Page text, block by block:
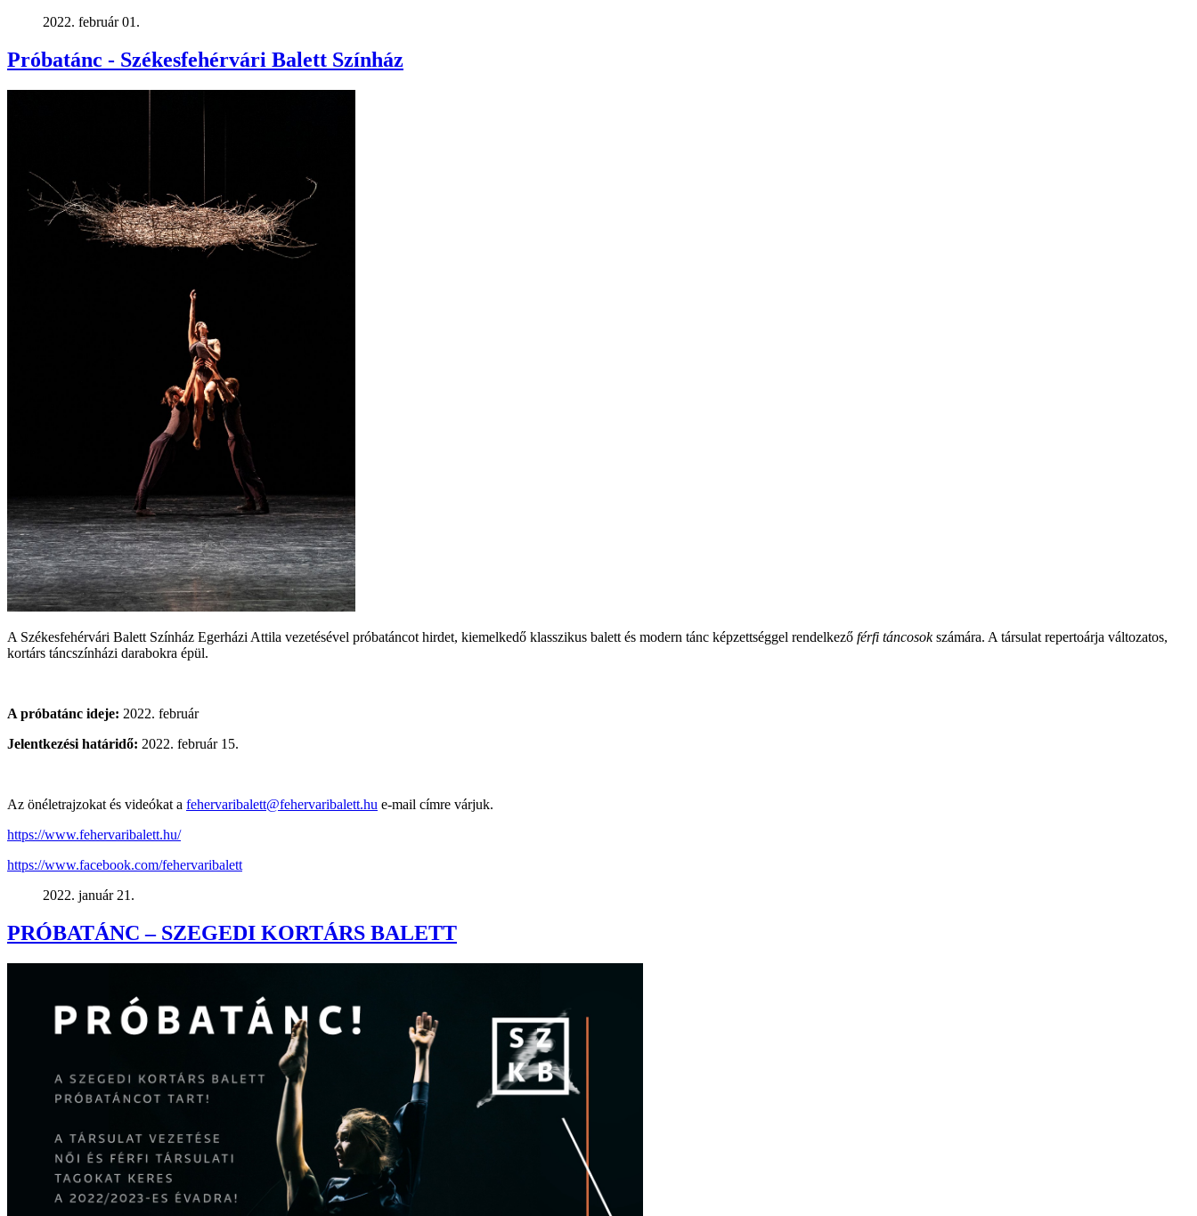
2022. február 01.
Próbatánc - Székesfehérvári Balett Színház
A Székesfehérvári Balett Színház Egerházi Attila vezetésével próbatáncot hirdet, kiemelkedő klasszikus balett és modern tánc képzettséggel rendelkező férfi táncosokszámára. A társulat repertoárja változatos,
kortárs táncszínházi darabokra épül.
A próbatánc ideje: 2022. február
Jelentkezési határidő: 2022. február 15.
Az önéletrajzokat és videókat a fehervaribalett@fehervaribalett.hu e-mail címre várjuk.
https://www.fehervaribalett.hu/
https://www.facebook.com/fehervaribalett
2022. január 21.
PRÓBATÁNC – SZEGEDI KORTÁRS BALETT